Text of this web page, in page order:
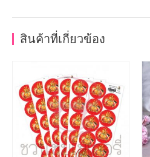
สินค้าที่เกี่ยวข้อง